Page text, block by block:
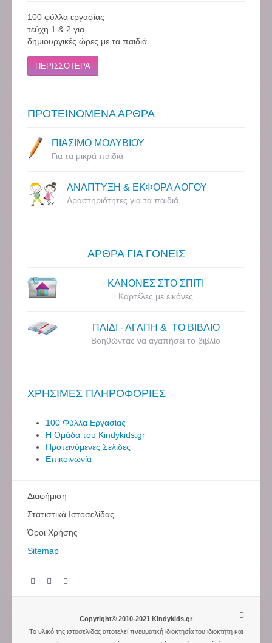
100 φύλλα εργασίας
τεύχη 1 & 2 για
δημιουργικές ώρες με τα παιδιά
ΠΕΡΙΣΣΟΤΕΡΑ
ΠΡΟΤΕΙΝΟΜΕΝΑ ΑΡΘΡΑ
ΠΙΑΣΙΜΟ ΜΟΛΥΒΙΟΥ
Για τα μικρά παιδιά
ΑΝΑΠΤΥΞΗ & ΕΚΦΟΡΑ ΛΟΓΟΥ
Δραστηριότητες για τα παιδιά
ΑΡΘΡΑ ΓΙΑ ΓΟΝΕΙΣ
ΚΑΝΟΝΕΣ ΣΤΟ ΣΠΙΤΙ
Καρτέλες με εικόνες
ΠΑΙΔΙ - ΑΓΑΠΗ & ΤΟ ΒΙΒΛΙΟ
Βοηθώντας να αγαπήσει το βιβλίο
ΧΡΗΣΙΜΕΣ ΠΛΗΡΟΦΟΡΙΕΣ
100 Φύλλα Εργασίας
Η Ομάδα του Kindykids.gr
Προτεινόμενες Σελίδες
Επικοινωνία
Διαφήμιση
Στατιστικά Ιστοσελίδας
Όροι Χρήσης
Sitemap
Copyright© 2010-2021 Kindykids.gr
Το υλικό της ιστοσελίδας αποτελεί πνευματική ιδιοκτησία του ιδιοκτήτη και